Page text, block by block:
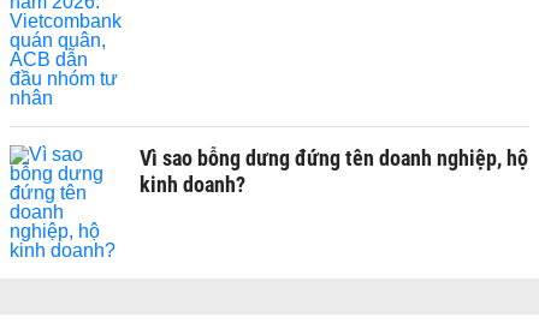
Vì sao bỗng dưng đứng tên doanh nghiệp, hộ
kinh doanh?